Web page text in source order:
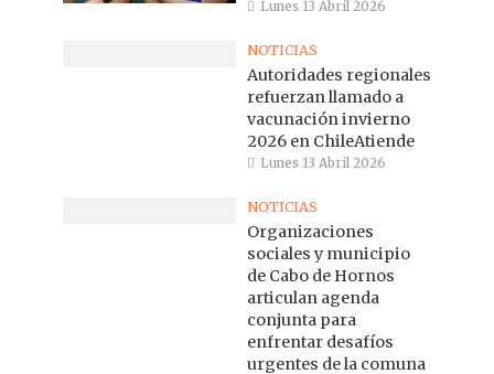
Lunes 13 Abril 2026
NOTICIAS
Autoridades regionales
refuerzan llamado a
vacunación invierno
2026 en ChileAtiende
Lunes 13 Abril 2026
NOTICIAS
Organizaciones
sociales y municipio
de Cabo de Hornos
articulan agenda
conjunta para
enfrentar desafíos
urgentes de la comuna